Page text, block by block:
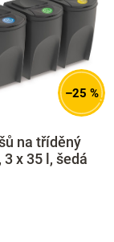
–25 %
na tříděný
3 x 35 l, šedá